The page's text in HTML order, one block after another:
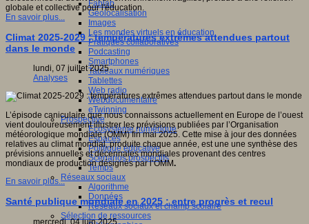
Fablab
Géolocalisation
Images
Les mondes virtuels en éducation
Pratiques collaboratives
Podcasting
Smartphones
Tableaux numériques
Tablettes
Web radio
Webdocumentaire
eTwinning
Prospective
Ecosystème numérique
Espaces
Politique éducative
Scénarios prospectifs
Temps
Réseaux sociaux
Algorithme
Données
Réseaux sociaux et champ scolaire
Sélection de ressources
globale et collective pour l'éducation.
En savoir plus...
Climat 2025-2029 : températures extrêmes attendues partout
dans le monde
lundi, 07 juillet 2025
Analyses
L’épisode caniculaire que nous connaissons actuellement en Europe de l’ouest
vient douloureusement illustrer les prévisions publiées par l’Organisation
météorologique mondiale (OMM) fin mai 2025. Cette mise à jour des données
relatives au climat mondial, produite chaque année, est une une synthèse des
prévisions annuelles et décennales mondiales provenant des centres
mondiaux de production désignés par l’OMM.
En savoir plus...
Santé publique mondiale en 2025 : entre progrès et recul
mercredi, 04 juin 2025